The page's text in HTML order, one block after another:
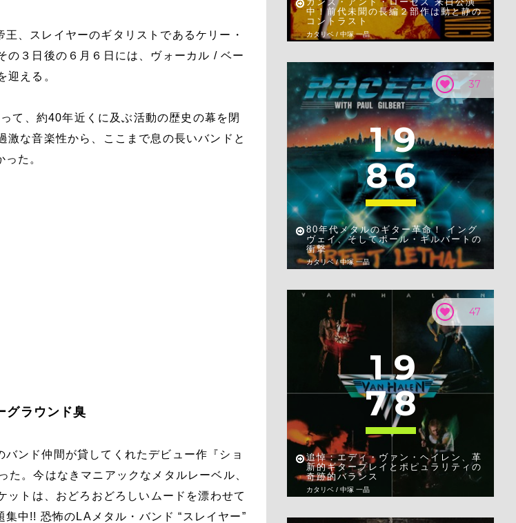
、スレイヤーのギタリストであるケリー・
の３日後の６月６日には、ヴォーカル / ベー
迎える。
て、約40年近くに及ぶ活動の歴史の幕を閉
激な音楽性から、ここまで息の長いバンドと
た。
グラウンド臭
ンド仲間が貸してくれたデビュー作『ショ
。今はなきマニアックなメタルレーベル、
トは、おどろおどろしいムードを漂わせて
中!! 恐怖のLAメタル・バンド “スレイヤー”
中！前代未聞の長編２部作は動と静の
コントラスト
カタリベ / 中塚 一晶
37
1 9
86
80年代メタルのギター革命！ イング
ヴェイ、そしてポール・ギルバートの
衝撃
カタリベ / 中塚 一晶
47
1 9
78
追悼：エディ・ヴァン・ヘイレン、革
新的ギタープレイとポピュラリティの
奇跡的バランス
カタリベ / 中塚 一晶